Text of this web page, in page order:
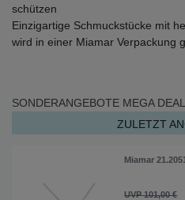
schützen
Einzigartige Schmuckstücke mit
wird in einer Miamar Verpackung
SONDERANGEBOTE MEGA
ZULETZT
Miamar
UVP 101,00 €